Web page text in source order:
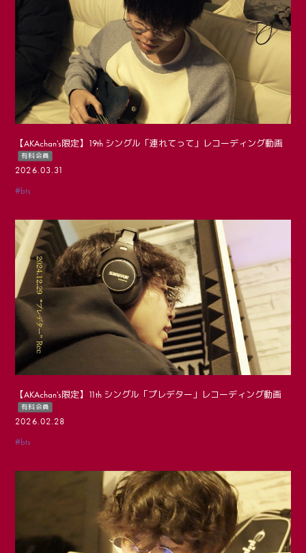
PHOTO
MOVIE
【AKAchan's限定】19th シングル「連れてって」レコーディング動画
有料会員
2026.03.31
#bts
【AKAchan's限定】11th シングル「プレデター」レコーディング動画
有料会員
2026.02.28
#bts